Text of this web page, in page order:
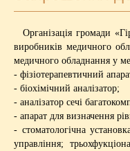
Організація громади
виробників медичного
медичного обладнання у
- фізіотерапевтичний
- біохімічний аналізатор;
- аналізатор сечі
- апарат для визначення
- стоматологічна
управління;